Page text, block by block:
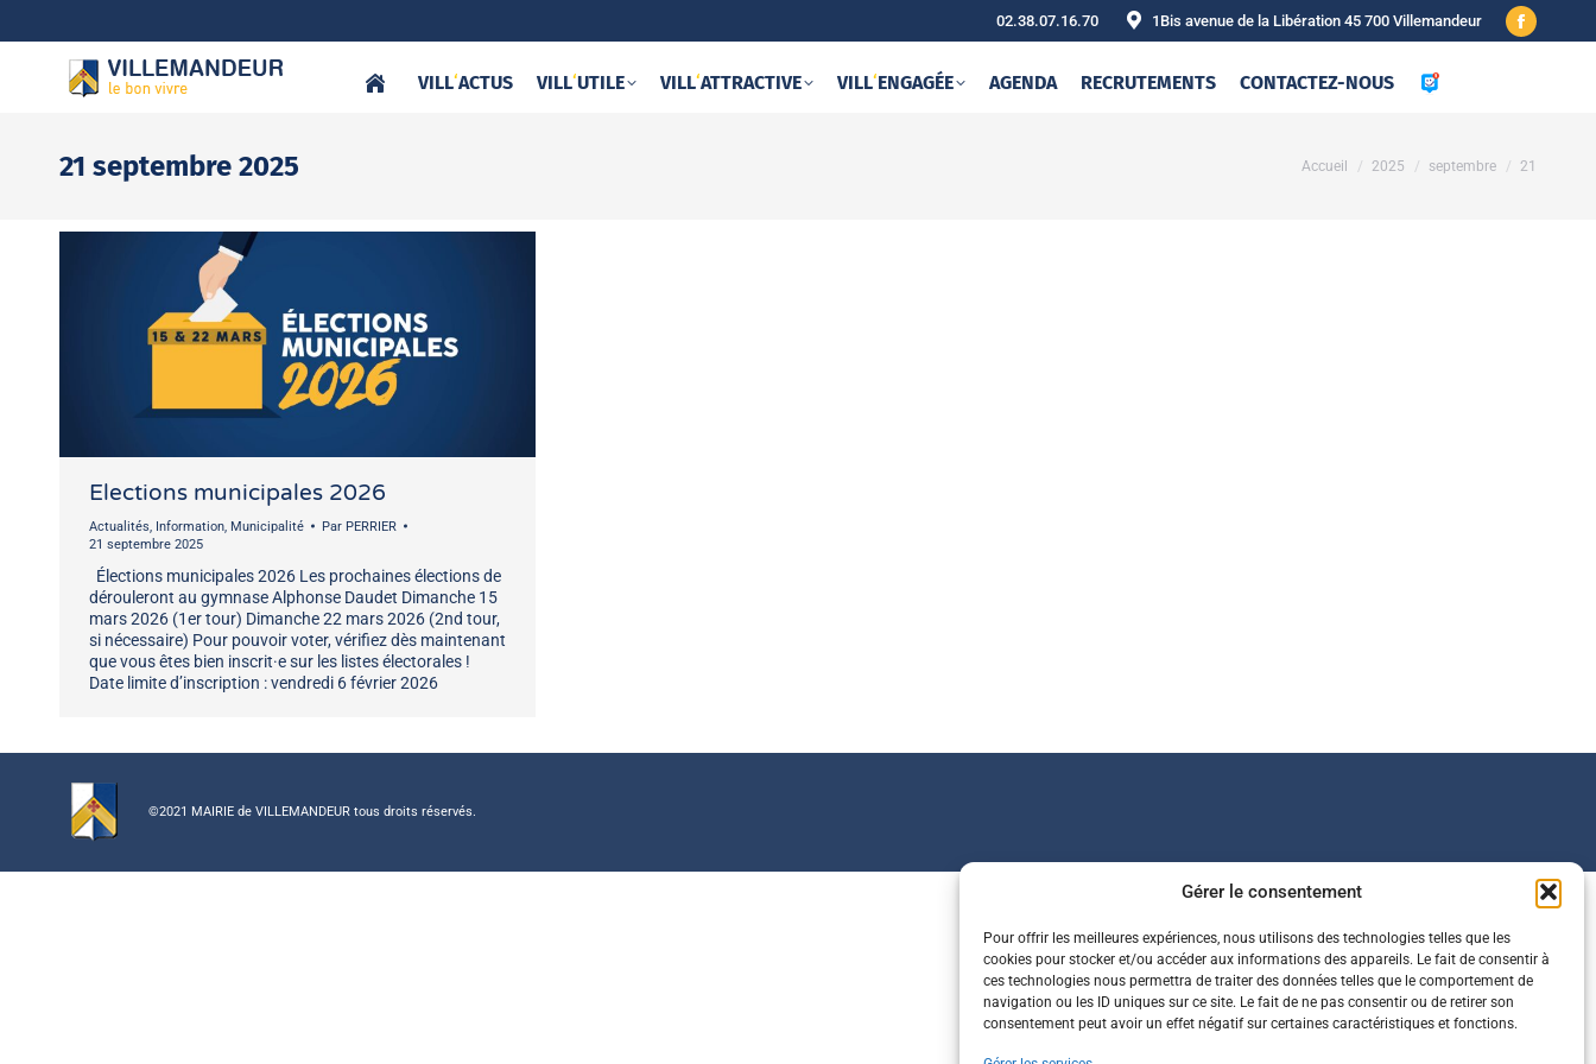
Gérer le consentement
Pour offrir les meilleures expériences, nous utilisons des technologies telles que les
cookies pour stocker et/ou accéder aux informations des appareils. Le fait de consentir à
ces technologies nous permettra de traiter des données telles que le comportement de
navigation ou les ID uniques sur ce site. Le fait de ne pas consentir ou de retirer son
consentement peut avoir un effet négatif sur certaines caractéristiques et fonctions.
02.38.07.16.70 1Bis avenue de la Libération 45 700 Villemandeur
Facebook
new
VILL‘ACTUS VILL‘UTILE VILL‘ATTRACTIVE VILL‘ENGAGÉE AGENDA RECRUTEMENTS CONTACTEZ-NOUS
21 septembre 2025 Vous êtes ici :
Accueil 2025 septembre 21
Elections municipales 2026
Actualités, Information, Municipalité Par PERRIER
21 septembre 2025
Élections municipales 2026 Les prochaines élections de
dérouleront au gymnase Alphonse Daudet Dimanche 15
mars 2026 (1er tour) Dimanche 22 mars 2026 (2nd tour,
si nécessaire) Pour pouvoir voter, vérifiez dès maintenant
que vous êtes bien inscrit·e sur les listes électorales !
Date limite d’inscription : vendredi 6 février 2026
©2021 MAIRIE de VILLEMANDEUR tous droits réservés.